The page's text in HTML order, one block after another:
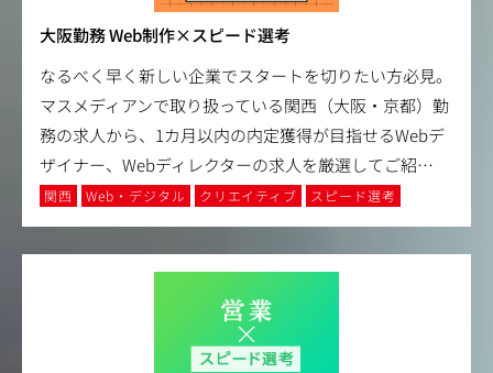
大阪勤務 Web制作×スピード選考
なるべく早く新しい企業でスタートを切りたい方必見。
マスメディアンで取り扱っている関西（大阪・京都）勤
務の求人から、1カ月以内の内定獲得が目指せるWebデ
ザイナー、Webディレクターの求人を厳選してご紹…
関西 Web・デジタル クリエイティブ スピード選考